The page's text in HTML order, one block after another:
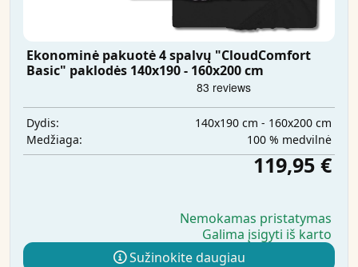
Ekonominė pakuotė 4 spalvų "CloudComfort
Basic" paklodės 140x190 - 160x200 cm
Dydis:
140x190 cm - 160x200 cm
Medžiaga:
100 % medvilnė
119,95 €
Nemokamas pristatymas
Galima įsigyti iš karto
Sužinokite daugiau